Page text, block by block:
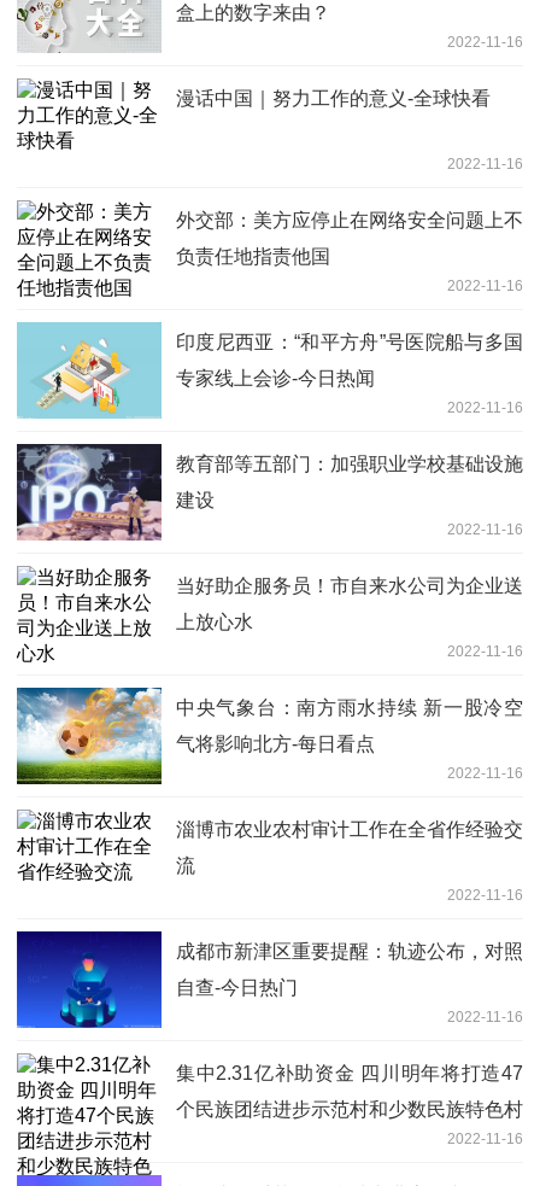
盒上的数字来由？
2022-11-16
漫话中国｜努力工作的意义-全球快看
2022-11-16
外交部：美方应停止在网络安全问题上不
负责任地指责他国
2022-11-16
印度尼西亚：“和平方舟”号医院船与多国
专家线上会诊-今日热闻
2022-11-16
教育部等五部门：加强职业学校基础设施
建设
2022-11-16
当好助企服务员！市自来水公司为企业送
上放心水
2022-11-16
中央气象台：南方雨水持续 新一股冷空
气将影响北方-每日看点
2022-11-16
淄博市农业农村审计工作在全省作经验交
流
2022-11-16
成都市新津区重要提醒：轨迹公布，对照
自查-今日热门
2022-11-16
集中2.31亿补助资金 四川明年将打造47
个民族团结进步示范村和少数民族特色村
2022-11-16